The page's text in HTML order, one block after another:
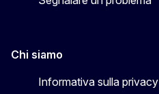
Chi siamo
Informativa sulla privacy